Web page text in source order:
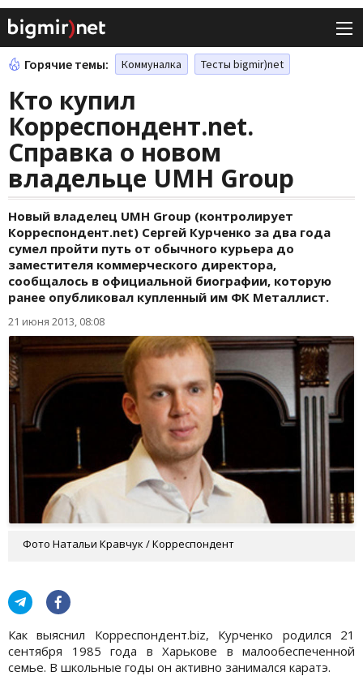
Горячие темы: Коммуналка Тесты bigmir)net
Кто купил
Корреспондент.net.
Справка о новом
владельце UMH Group
Новый владелец UMH Group (контролирует
Корреспондент.net) Сергей Курченко за два года
сумел пройти путь от обычного курьера до
заместителя коммерческого директора,
сообщалось в официальной биографии, которую
ранее опубликовал купленный им ФК Металлист.
21 июня 2013, 08:08
Фото Натальи Кравчук / Корреспондент
Как выяснил Корреспондент.biz, Курченко родился 21
сентября 1985 года в Харькове в малообеспеченной
семье. В школьные годы он активно занимался каратэ.